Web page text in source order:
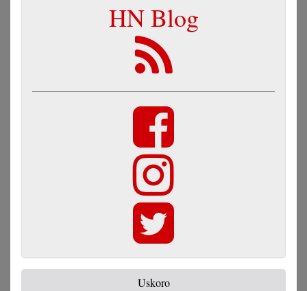
HN Blog
Uskoro